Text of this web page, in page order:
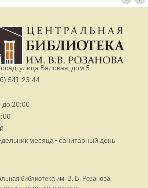
улица Валовая, дом 5
541-23-44
до 20:00
месяца - санитарный день
библиотека им. В. В. Розанова